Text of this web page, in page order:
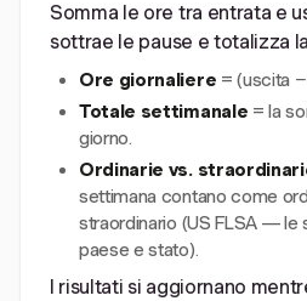
Somma le ore tra entrata e
sottrae le pause e totalizza
Ore giornaliere = (uscita
Totale settimanale = la
giorno.
Ordinarie vs.
settimana contano come
straordinario (US FLSA — le
paese e stato).
I risultati si aggiornano